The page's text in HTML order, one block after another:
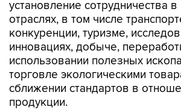
установление сотрудничества
отраслях, в том числе
конкуренции, туризме,
инновациях, добыче,
использовании полезных
торговле экологическими
сближении стандартов в
продукции.